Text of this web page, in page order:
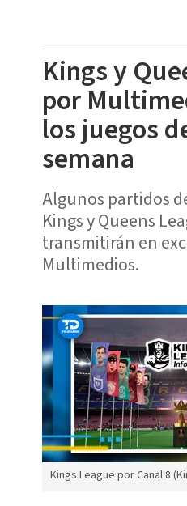
Kings y
por
los juegos
semana
Algunos partidos
Kings y Queens
transmitirán en
Multimedios.
Kings League por Canal 8